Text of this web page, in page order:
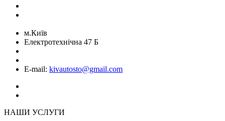
м.Київ
Електротехнічна 47 Б
E-mail: kivautosto@gmail.com
НАШИ УСЛУГИ